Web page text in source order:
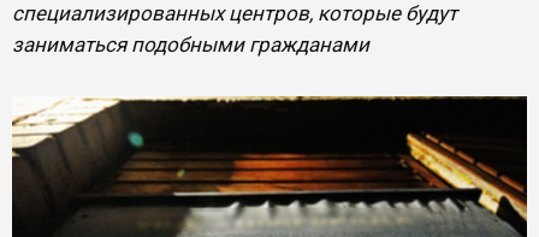
специализированных центров, которые будут
заниматься подобными гражданами